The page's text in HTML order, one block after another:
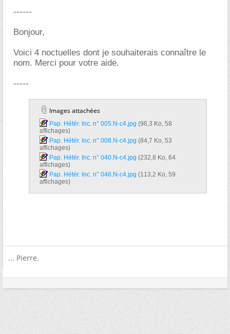
------
Bonjour,
Voici 4 noctuelles dont je souhaiterais connaître le
nom. Merci pour votre aide.
-----
Images attachées
Pap. Hétér. Inc. n° 005.N-c4.jpg‎
affichages)
Pap. Hétér. Inc. n° 008.N-c4.jpg‎
affichages)
Pap. Hétér. Inc. n° 040.N-c4.jpg‎
affichages)
Pap. Hétér. Inc. n° 046.N-c4.jpg‎
affichages)
... Pierre.